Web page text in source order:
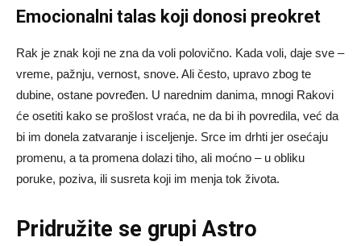
Emocionalni talas koji donosi preokret
Rak je znak koji ne zna da voli polovično. Kada voli, daje sve –
vreme, pažnju, vernost, snove. Ali često, upravo zbog te
dubine, ostane povređen. U narednim danima, mnogi Rakovi
će osetiti kako se prošlost vraća, ne da bi ih povredila, već da
bi im donela zatvaranje i isceljenje. Srce im drhti jer osećaju
promenu, a ta promena dolazi tiho, ali moćno – u obliku
poruke, poziva, ili susreta koji im menja tok života.
Pridružite se grupiAstro